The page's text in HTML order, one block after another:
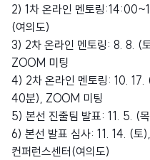
2) 1차 온라인 멘토링
(여의도)
3) 2차 온라인 멘토링: 8. 8. (
ZOOM 미팅
4) 2차 온라인 멘토링: 10.
40분), ZOOM 미팅
5) 본선 진출팀 발표: 11. 5. (
6) 본선 발표 심사: 11. 14. (
컨퍼런스센터(여의도)